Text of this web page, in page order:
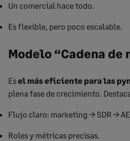
Un comercial hace todo.
Es flexible, pero poco escalable.
Modelo “Cadena de
Esel más eficiente para las
plena fase de crecimiento.
Flujo claro: marketing → SDR →
Roles y métricas precisas.